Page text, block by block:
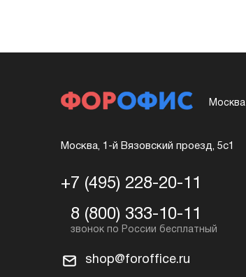
Москва
Москва, 1-й Вязовский проезд, 5с1
+7 (495) 228-20-11
8 (800) 333-10-11
shop@foroffice.ru